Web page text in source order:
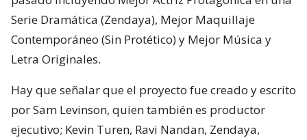
Serie Dramática (Zendaya), Mejor Maquillaje
Contemporáneo (Sin Protético) y Mejor Música y
Letra Originales.
Hay que señalar que el proyecto fue creado y escrito
por Sam Levinson, quien también es productor
ejecutivo; Kevin Turen, Ravi Nandan, Zendaya,